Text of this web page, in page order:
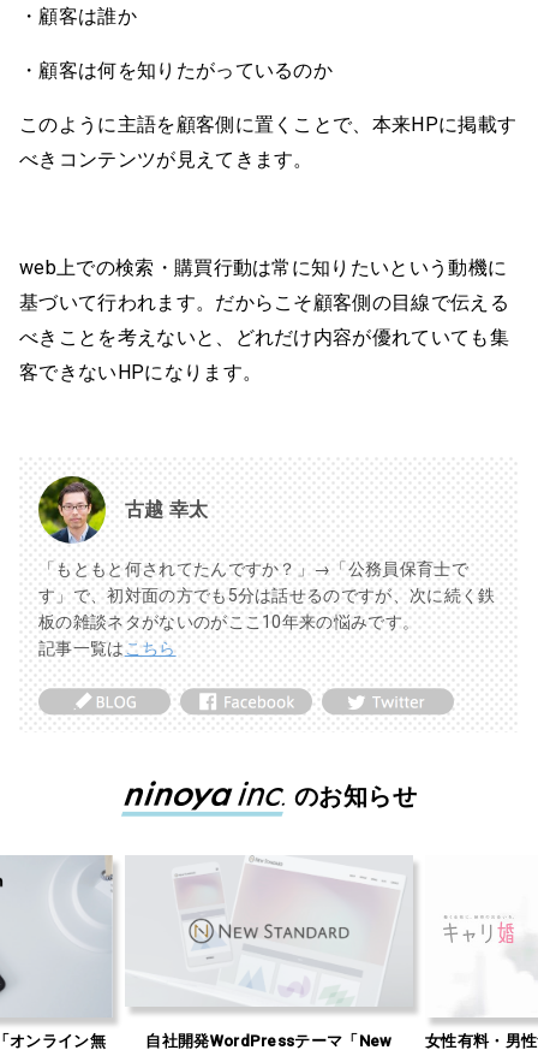
・顧客は誰か
・顧客は何を知りたがっているのか
このように主語を顧客側に置くことで、本来HPに掲載す
べきコンテンツが見えてきます。
web上での検索・購買行動は常に知りたいという動機に
基づいて行われます。だからこそ顧客側の目線で伝える
べきことを考えないと、どれだけ内容が優れていても集
客できないHPになります。
古越 幸太
「もともと何されてたんですか？」→「公務員保育士で
す」で、初対面の方でも5分は話せるのですが、次に続く鉄
板の雑談ネタがないのがここ10年来の悩みです。
記事一覧はこちら
のお知らせ
オンライン無 自社開発WordPressテーマ「New 女性有料・男